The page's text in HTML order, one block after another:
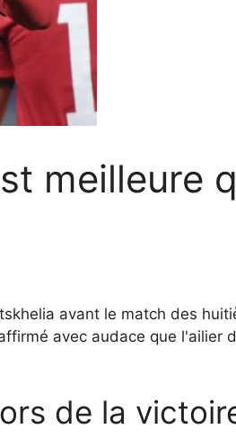
meilleure
avant le match des
avec audace que l'ailier
de la